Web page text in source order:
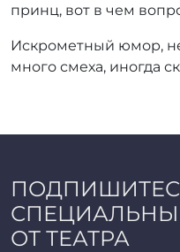
принц, вот в чем
Искрометный юмор,
много смеха, иногда
ОТ ТЕАТРА